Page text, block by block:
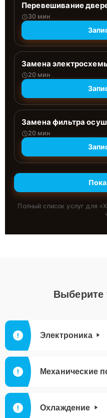
Перевешивание
30 мин
Замена
20 мин
Замена фильтра
20 мин
Полный список услуг для «
Выберите
Электроника
Механические
Охлаждение